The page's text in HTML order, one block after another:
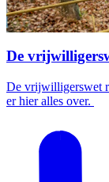
De
De vrijwilligerswet
er hier alles over.